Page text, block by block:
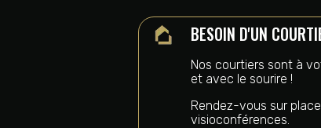
BESOIN D'UN
Nos courtiers sont à
et avec le sourire !
Rendez-vous sur
visioconférences.